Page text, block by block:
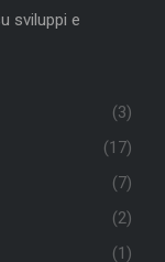
sviluppi e
(3)
(17)
(7)
(2)
(1)